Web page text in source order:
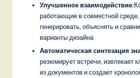
Улучшенное взаимодействие:
работающие в совместной
генерировать, объяснять и
варианты дизайна.
Автоматическая синтезация
резюмирует встречи, извлекает
из документов и создает